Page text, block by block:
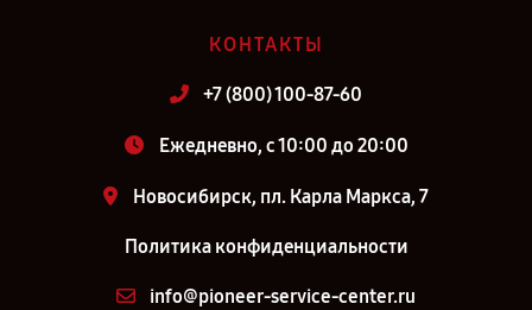
КОНТАКТЫ
+7 (800) 100-87-60
Ежедневно, с 10:00 до 20:00
Новосибирск, пл. Карла Маркса, 7
Политика конфиденциальности
info@pioneer-service-center.ru